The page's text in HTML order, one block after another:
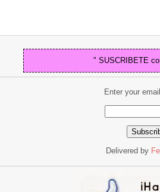
" SUSCRIBETE
Enter your
Delivered by